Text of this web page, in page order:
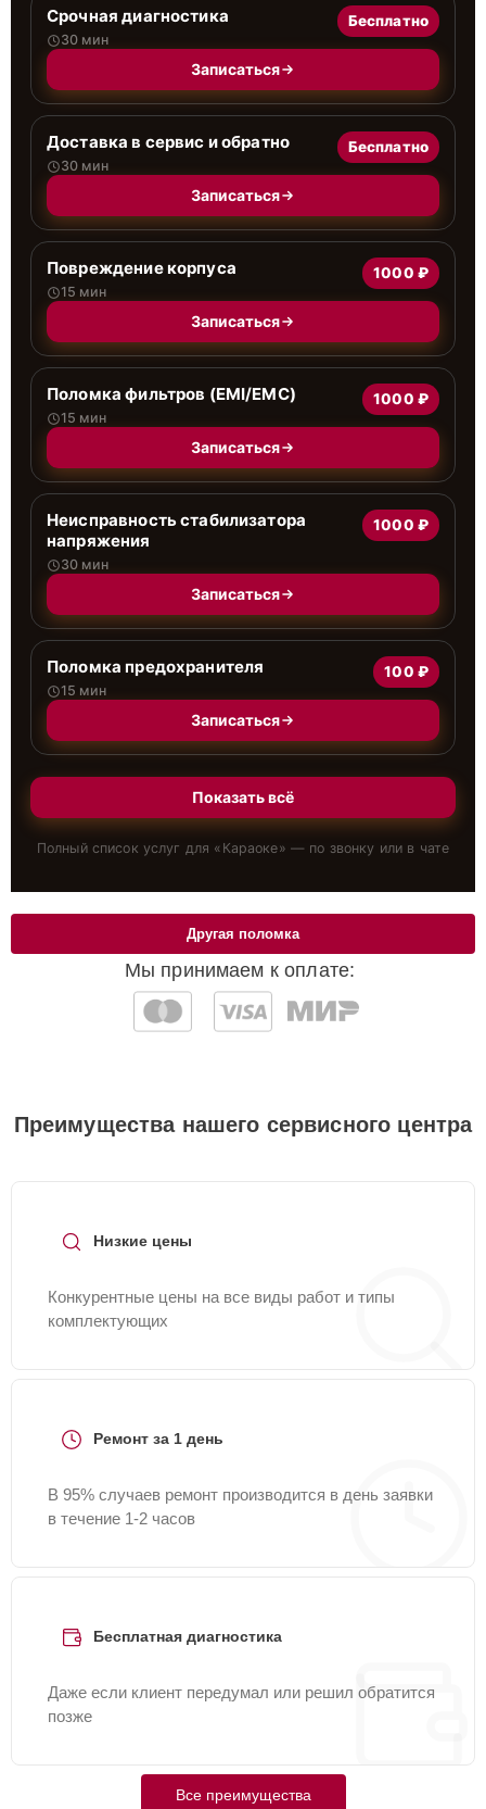
Срочная диагностика
30 мин
Бесплатно
Записаться
Доставка в сервис и обратно
30 мин
Бесплатно
Записаться
Повреждение корпуса
15 мин
1000 ₽
Записаться
Поломка фильтров (EMI/EMC)
15 мин
1000 ₽
Записаться
Неисправность стабилизатора
напряжения
30 мин
1000 ₽
Записаться
Поломка предохранителя
15 мин
100 ₽
Записаться
Показать всё
Полный список услуг для « Караоке» — по звонку или в чате
Мы принимаем к оплате:
Другая поломка
Преимущества нашего сервисного центра
Низкие цены
Конкурентные цены на все виды работ и типы
комплектующих
Ремонт за 1 день
В 95% случаев ремонт производится в день заявки
в течение 1-2 часов
Бесплатная диагностика
Даже если клиент передумал или решил обратится
позже
Все преимущества